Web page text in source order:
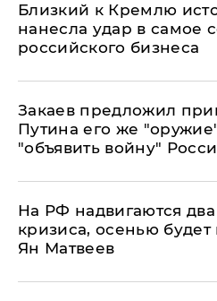
Близкий к Кремлю
нанесла удар в самое
российского бизнеса
Закаев предложил
Путина его же
"объявить войну"
На РФ надвигаются
кризиса, осенью
Ян Матвеев